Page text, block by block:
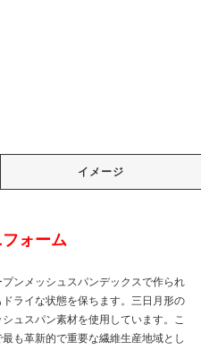
イメージ
ォーム
ンメッシュスパンデックスで作られ
ライな状態を保ちます。三日月形の
ュスパン素材を使用しています。こ
も革新的で重要な繊維生産地域とし